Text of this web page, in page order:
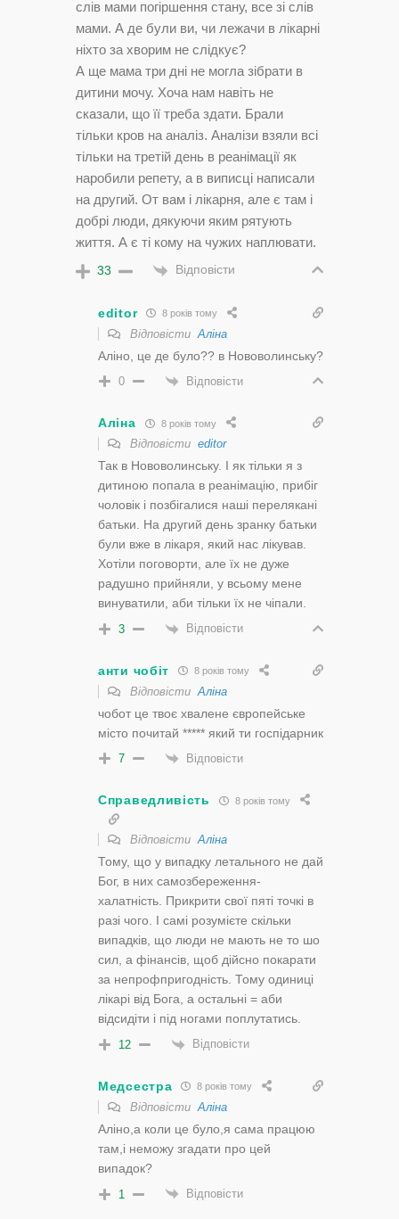
слів мами погіршення стану, все зі слів
мами. А де були ви, чи лежачи в лікарні
ніхто за хворим не слідкує?
А ще мама три дні не могла зібрати в
дитини мочу. Хоча нам навіть не
сказали, що її треба здати. Брали
тільки кров на аналіз. Аналізи взяли всі
тільки на третій день в реанімації як
наробили репету, а в виписці написали
на другий. От вам і лікарня, але є там і
добрі люди, дякуючи яким рятують
життя. А є ті кому на чужих наплювати.
33 Відповісти
editor 8 років тому
Відповісти Аліна
Аліно, це де було?? в Нововолинську?
0 Відповісти
Аліна 8 років тому
Відповісти editor
Так в Нововолинську. І як тільки я з
дитиною попала в реанімацію, прибіг
чоловік і позбігалися наші перелякані
батьки. На другий день зранку батьки
були вже в лікаря, який нас лікував.
Хотіли поговорти, але їх не дуже
радушно прийняли, у всьому мене
винуватили, аби тільки їх не чіпали.
3 Відповісти
анти чобіт 8 років тому
Відповісти Аліна
чобот це твоє хвалене європейське
місто почитай ***** який ти госпідарник
7 Відповісти
Справедливість 8 років тому
ВідповістиАліна
Тому, що у випадку летального не дай
Бог, в них самозбереження-
халатність. Прикрити свої пяті точкі в
разі чого. І самі розумієте скільки
випадків, що люди не мають не то шо
сил, а фінансів, щоб дійсно покарати
за непрофпригодність. Тому одиниці
лікарі від Бога, а остальні = аби
відсидіти і під ногами поплутатись.
12 Відповісти
Медсестра 8 років тому
Відповісти Аліна
Аліно,а коли це було,я сама працюю
там,і неможу згадати про цей
випадок?
1 Відповісти